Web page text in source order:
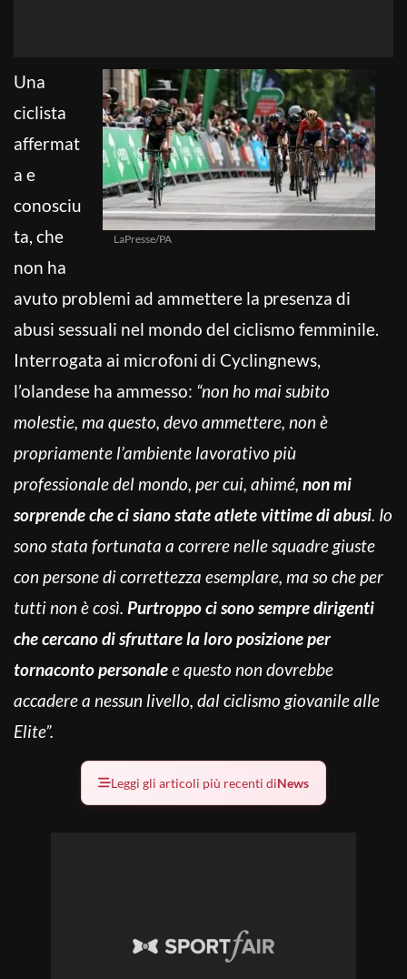
LaPresse/PA
Una
ciclista
affermat
a e
conosciu
ta, che
non ha
avuto problemi ad ammettere la presenza di
abusi sessuali nel mondo del ciclismo femminile.
Interrogata ai microfoni di Cyclingnews,
l’olandese ha ammesso: “non ho mai subito
molestie, ma questo, devo ammettere, non è
propriamente l’ambiente lavorativo più
professionale del mondo, per cui, ahimé, non mi
sorprende che ci siano state atlete vittime di abusi. Io
sono stata fortunata a correre nelle squadre giuste
con persone di correttezza esemplare, ma so che per
tutti non è così. Purtroppo ci sono sempre dirigenti
che cercano di sfruttare la loro posizione per
tornaconto personalee questo non dovrebbe
accadere a nessun livello, dal ciclismo giovanile alle
Elite”.
Leggi gli articoli più recenti diNews